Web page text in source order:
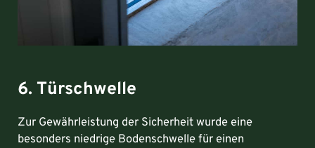
6. Türschwelle
Zur Gewährleistung der Sicherheit wurde eine
besonders niedrige Bodenschwelle für einen